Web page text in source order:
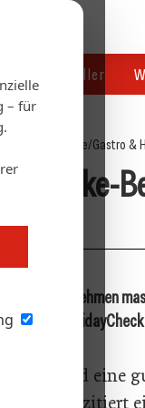
– für
& Hersteller
Startseite/Gastro &
bei Fake-
Unternehmen
oder
sind eine
zitiert